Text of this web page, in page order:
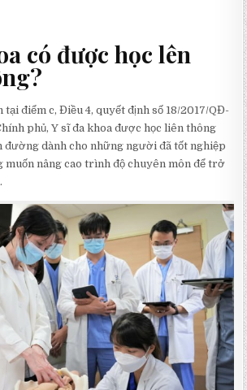
có được học lên
tại điểm c, Điều 4, quyết định số 18/2017/QĐ-
phủ, Y sĩ đa khoa được học liên thông
đường dành cho những người đã tốt nghiệp
muốn nâng cao trình độ chuyên môn để trở